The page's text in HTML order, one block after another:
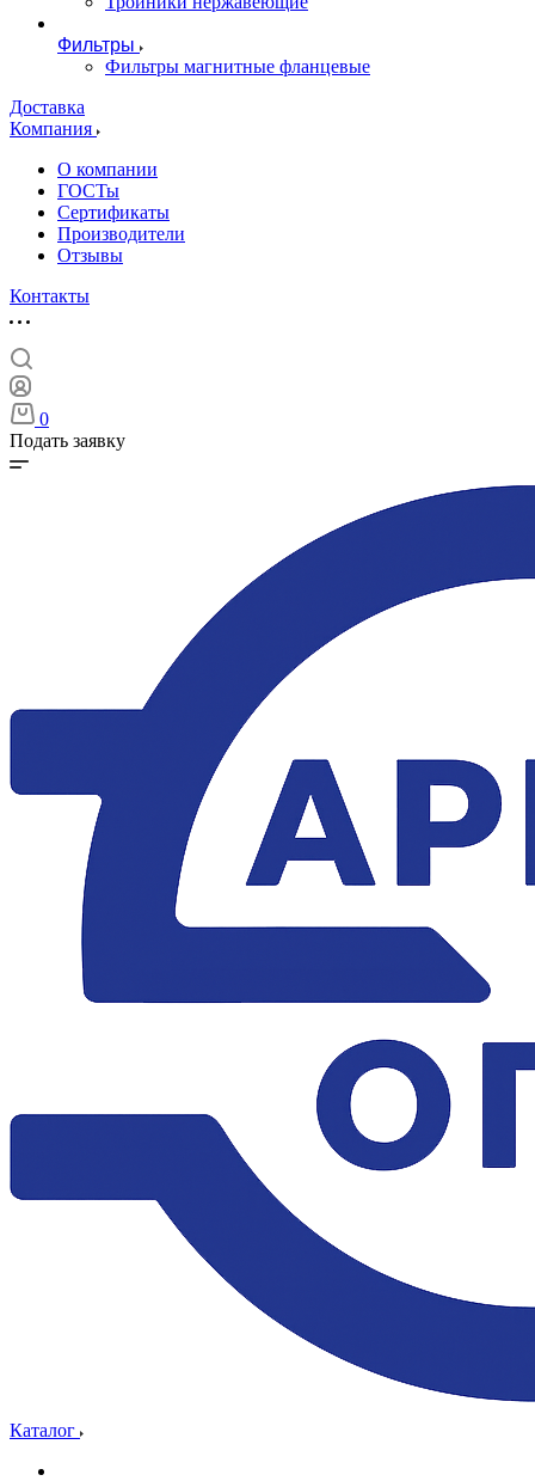
Фильтры
Фильтры магнитные фланцевые
Доставка
Компания
О компании
ГОСТы
Сертификаты
Производители
Отзывы
Контакты
0
Подать заявку
Каталог